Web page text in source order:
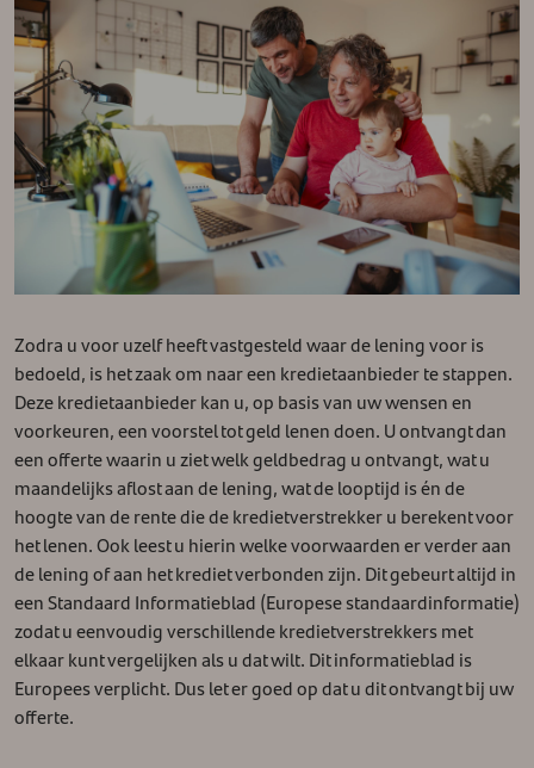
Zodra u voor uzelf heeft vastgesteld waar de lening voor is
bedoeld, is het zaak om naar een kredietaanbieder te stappen.
Deze kredietaanbieder kan u, op basis van uw wensen en
voorkeuren, een voorstel tot geld lenen doen. U ontvangt dan
een offerte waarin u ziet welk geldbedrag u ontvangt, wat u
maandelijks aflost aan de lening, wat de looptijd is én de
hoogte van de rente die de kredietverstrekker u berekent voor
het lenen. Ook leest u hierin welke voorwaarden er verder aan
de lening of aan het krediet verbonden zijn. Dit gebeurt altijd in
een Standaard Informatieblad (Europese standaardinformatie)
zodat u eenvoudig verschillende kredietverstrekkers met
elkaar kunt vergelijken als u dat wilt. Dit informatieblad is
Europees verplicht. Dus let er goed op dat u dit ontvangt bij uw
offerte.